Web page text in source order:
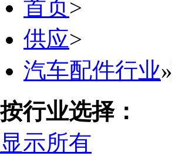
首页>
供应>
汽车配件行业»
按行业选择：
显示所有